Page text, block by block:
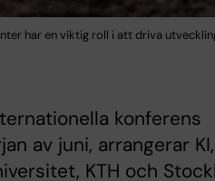
har en viktig roll i att driva
konferens
av juni, arrangerar
KTH och